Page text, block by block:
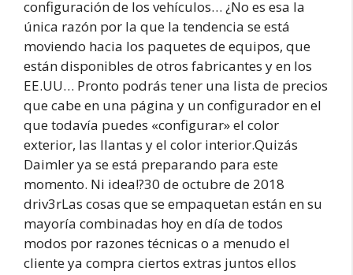
configuración de los vehículos… ¿No es esa la
única razón por la que la tendencia se está
moviendo hacia los paquetes de equipos, que
están disponibles de otros fabricantes y en los
EE.UU… Pronto podrás tener una lista de precios
que cabe en una página y un configurador en el
que todavía puedes «configurar» el color
exterior, las llantas y el color interior.Quizás
Daimler ya se está preparando para este
momento. Ni idea!?30 de octubre de 2018
driv3rLas cosas que se empaquetan están en su
mayoría combinadas hoy en día de todos
modos por razones técnicas o a menudo el
cliente ya compra ciertos extras juntos ellos